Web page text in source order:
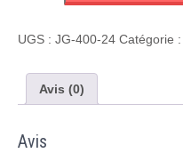
printanière
$125
UGS : JG-400-24 Catégorie :
Avis (0)
Avis